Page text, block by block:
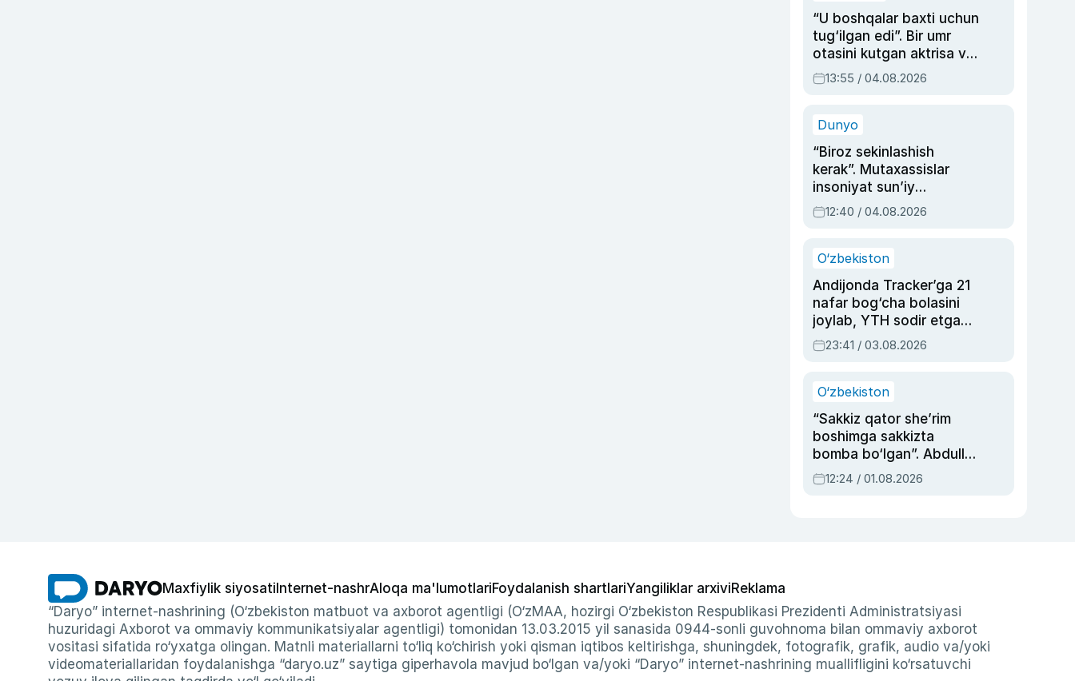
“U boshqalar baxti uchun
tug‘ilgan edi”. Bir umr
otasini kutgan aktrisa va
dublyaj ustasi Rimma
Ahmedovaning
13:55 / 04.08.2026
Dunyo
“Biroz sekinlashish
kerak”. Mutaxassislar
insoniyat sun’iy
intellektni boshqara
olmay qolishidan xavotir
12:40 / 04.08.2026
O‘zbekiston
Andijonda Tracker’ga 21
nafar bog‘cha bolasini
joylab, YTH sodir etgan
ayolga sud hukmi o‘qildi
23:41 / 03.08.2026
O‘zbekiston
“Sakkiz qator she’rim
boshimga sakkizta
bomba bo‘lgan”. Abdulla
Oripovni siyosiy
ayblovlardan asrab
12:24 / 01.08.2026
Maxfiylik siyosati Internet-nashrAloqa ma'lumotlariFoydalanish shartlariYangiliklar arxiviReklama
“Daryo” internet-nashrining (O‘zbekiston matbuot va axborot agentligi (O‘zMAA, hozirgi O‘zbekiston Respublikasi Prezidenti Administratsiyasi
huzuridagi Axborot va ommaviy kommunikatsiyalar agentligi) tomonidan 13.03.2015 yil sanasida 0944-sonli guvohnoma bilan ommaviy axborot
vositasi sifatida ro‘yxatga olingan. Matnli materiallarni to‘liq ko‘chirish yoki qisman iqtibos keltirishga, shuningdek, fotografik, grafik, audio va/yoki
videomateriallaridan foydalanishga “daryo.uz” saytiga giperhavola mavjud bo‘lgan va/yoki “Daryo” internet-nashrining muallifligini ko‘rsatuvchi